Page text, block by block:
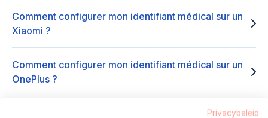
Comment configurer mon identifiant médical sur un
Xiaomi ?
Comment configurer mon identifiant médical sur un
OnePlus ?
Privacybeleid